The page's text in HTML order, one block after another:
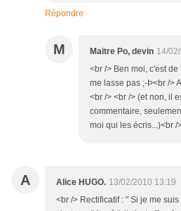
Répondre
M Maitre Po, devin 14/
<br /> Ben moi, c'est
me lasse pas ;-Þ<br />
<br /> <br /> (et non, il
commentaire,
moi qui les écris...)<br /
A Alice HUGO. 13/02/2010 13:19
<br /> Rectificatif : " Si je me